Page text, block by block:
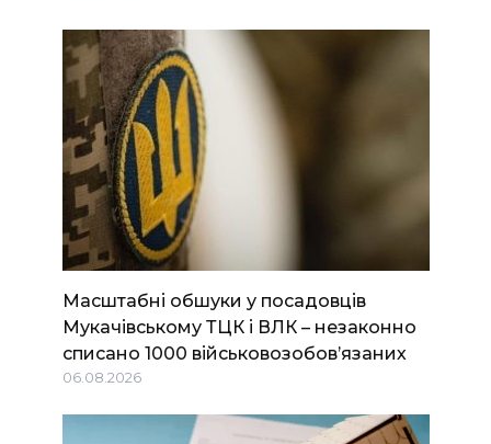
Масштабні обшуки у посадовців
Мукачівському ТЦК і ВЛК – незаконно
списано 1000 військовозобов’язаних
06.08.2026